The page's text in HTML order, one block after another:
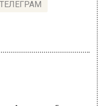
ТЕЛЕГРАМ